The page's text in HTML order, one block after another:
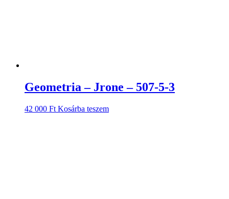
Geometria – Jrone – 507-5-3
42 000 Ft Kosárba teszem